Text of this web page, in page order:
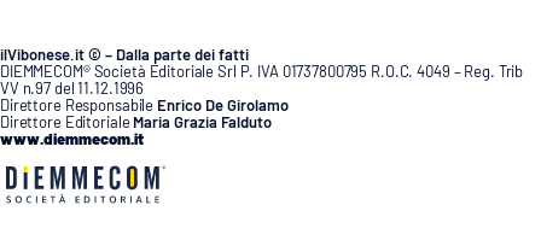
ilVibonese.it © – Dalla parte dei fatti
DIEMMECOM® Società Editoriale Srl P. IVA 01737800795 R.O.C. 4049 – Reg. Trib
VV n.97 del 11.12.1996
Direttore Responsabile Enrico De Girolamo
Direttore Editoriale Maria Grazia Falduto
www.diemmecom.it